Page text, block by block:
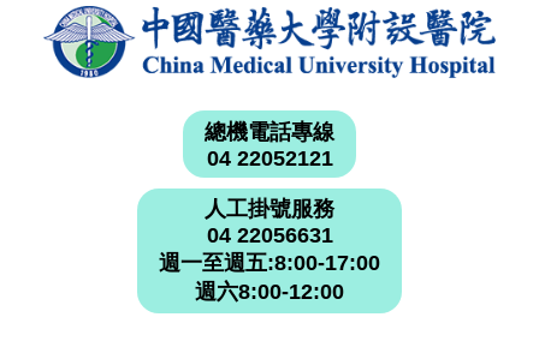
總機電話專線
04 22052121
人工掛號服務
04 22056631
週一至週五:8:00-17:00
週六8:00-12:00